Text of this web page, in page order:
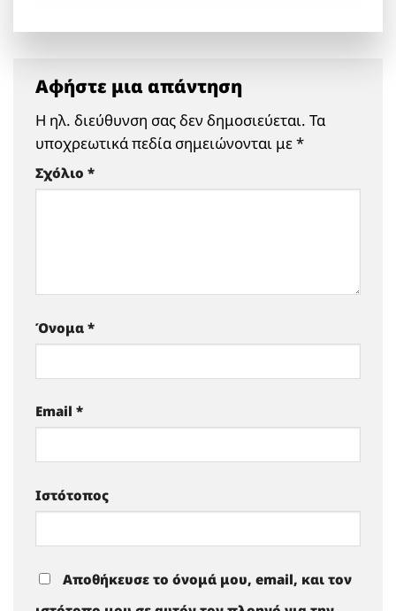
Αφήστε μια απάντηση
Η ηλ. διεύθυνση σας δεν δημοσιεύεται. Τα
υποχρεωτικά πεδία σημειώνονται με*
Σχόλιο *
Όνομα *
Email *
Ιστότοπος
Αποθήκευσε το όνομά μου, email, και τον